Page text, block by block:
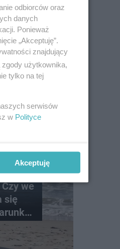
Czy we
się
odbiorców oraz
danych
Ponieważ
„Akceptuję”.
znajdujący
użytkownika,
tylko na tej
serwisów
w Polityce
Akceptuję